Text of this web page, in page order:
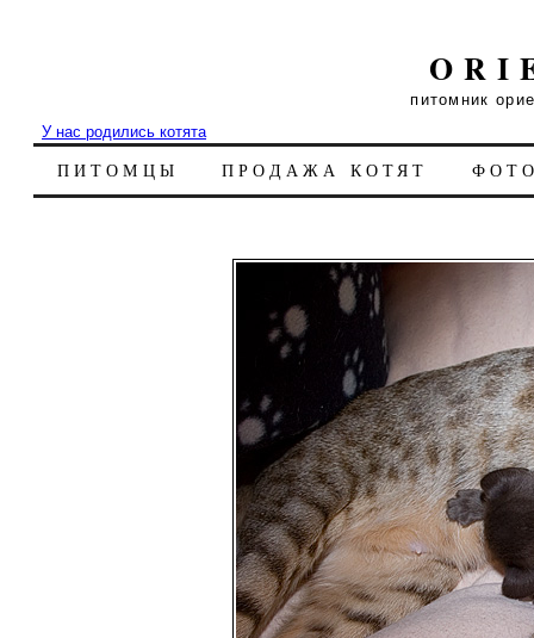
питомник
У нас родились котята
ПИТОМЦЫ ПРОДАЖА КОТЯТ